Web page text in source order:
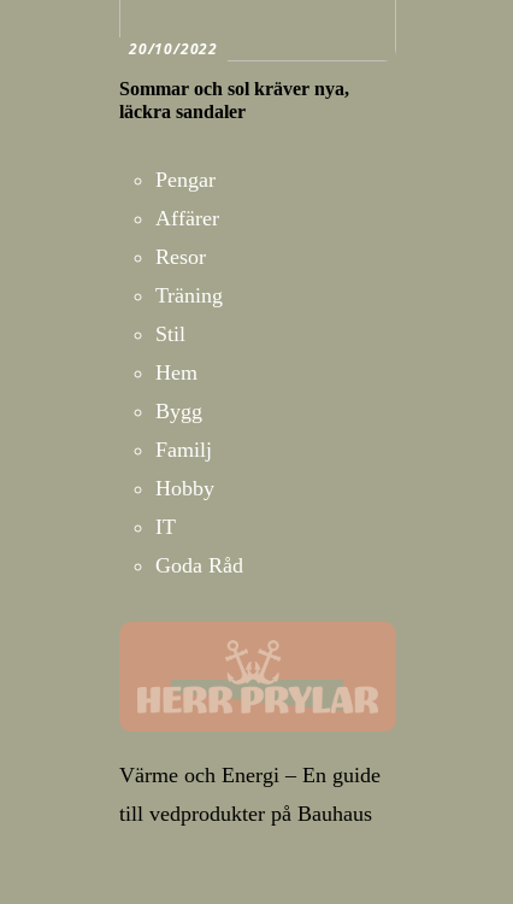
20/10/2022
Sommar och sol kräver nya,
läckra sandaler
Pengar
Affärer
Resor
Träning
Stil
Hem
Bygg
Familj
Hobby
IT
Goda Råd
Värme och Energi – En guide
till vedprodukter på Bauhaus